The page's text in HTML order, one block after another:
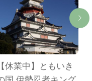
【休業中】ともいき